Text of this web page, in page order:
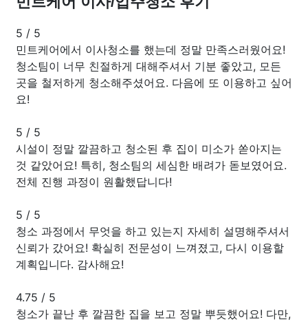
5 / 5
민트케어에서 이사청소를 했는데 정말 만족스러웠어요!
청소팀이 너무 친절하게 대해주셔서 기분 좋았고, 모든
곳을 철저하게 청소해주셨어요. 다음에 또 이용하고 싶어
요!
5 / 5
시설이 정말 깔끔하고 청소된 후 집이 미소가 쏟아지는
것 같았어요! 특히, 청소팀의 세심한 배려가 돋보였어요.
전체 진행 과정이 원활했답니다!
5 / 5
청소 과정에서 무엇을 하고 있는지 자세히 설명해주셔서
신뢰가 갔어요! 확실히 전문성이 느껴졌고, 다시 이용할
계획입니다. 감사해요!
4.75 / 5
청소가 끝난 후 깔끔한 집을 보고 정말 뿌듯했어요! 다만,